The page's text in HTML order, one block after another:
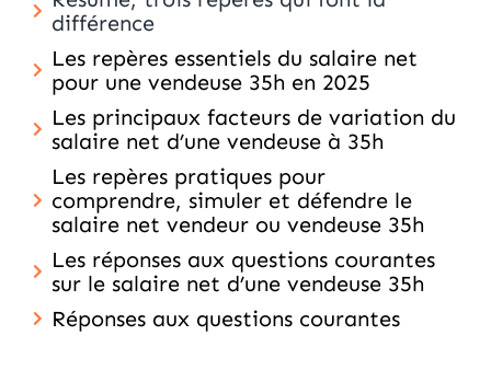
différence
Les repères essentiels du salaire net
pour une vendeuse 35h en 2025
Les principaux facteurs de variation du
salaire net d’une vendeuse à 35h
Les repères pratiques pour
comprendre, simuler et défendre le
salaire net vendeur ou vendeuse 35h
Les réponses aux questions courantes
sur le salaire net d’une vendeuse 35h
Réponses aux questions courantes